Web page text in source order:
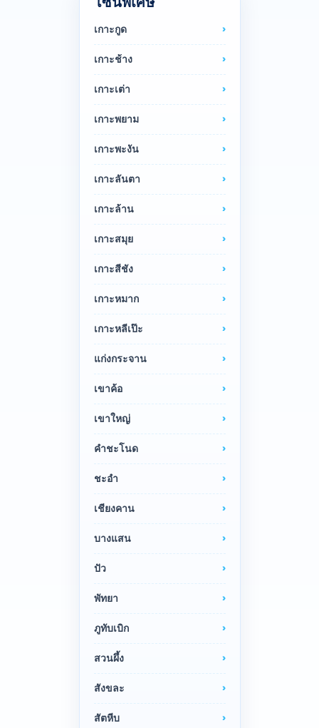
เกาะกูด
เกาะช้าง
เกาะเต่า
เกาะพยาม
เกาะพะงัน
เกาะลันตา
เกาะล้าน
เกาะสมุย
เกาะสีชัง
เกาะหมาก
เกาะหลีเป๊ะ
แก่งกระจาน
เขาค้อ
เขาใหญ่
คำชะโนด
ชะอำ
เชียงคาน
บางแสน
ปัว
พัทยา
ภูทับเบิก
สวนผึ้ง
สังขละ
สัตหีบ